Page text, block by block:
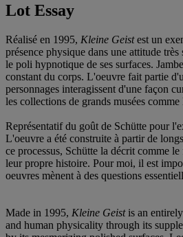
Lot Essay
Réalisé en 1995, Kleine Geistest un
présence physique dans une attitude
le poli hypnotique de ses surfaces.
constant du corps. L'oeuvre fait partie
personnages interagissent d'une façon
les collections de grands musées
Représentatif du goût de Schütte pour
L'oeuvre a été construite à partir de
ce processus, Schütte la décrit comme
leur propre histoire. Pour moi, il est
oeuvres mènent à des questions
Made in 1995, Kleine Geistis an
and human physicality through its